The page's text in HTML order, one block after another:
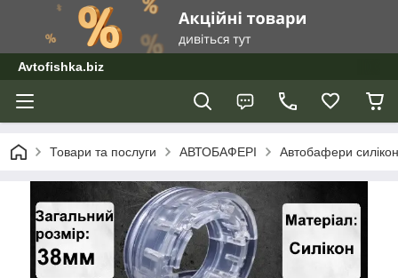
Avtofishka.biz
Товари та послуги АВТОБАФЕРІ Автобафери